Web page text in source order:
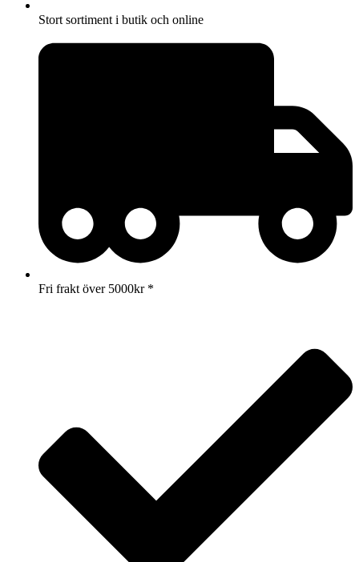
Stort sortiment i butik och online
Fri frakt över 5000kr *